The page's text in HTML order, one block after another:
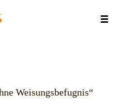
Weisungsbefugnis“